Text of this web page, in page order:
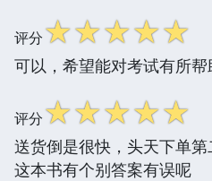
评分☆☆☆☆☆
可以，希望能对考试有所帮
评分☆☆☆☆☆
送货倒是很快，头天下单
这本书有个别答案有误呢